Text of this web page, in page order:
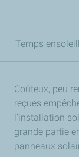
Temps
Coûteux, peu
reçues
l’installation
grande partie
panneaux